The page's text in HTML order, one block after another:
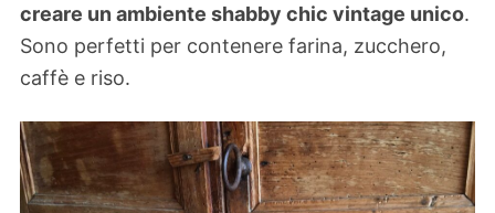
creare un ambiente shabby chic vintage unico.
Sono perfetti per contenere farina, zucchero,
caffè e riso.